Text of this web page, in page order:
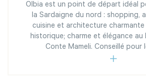
Olbia est un point de départ idéal
la Sardaigne du nord : shopping,
cuisine et architecture
historique; charme et élégance au
Conte Mameli. Conseillé pour